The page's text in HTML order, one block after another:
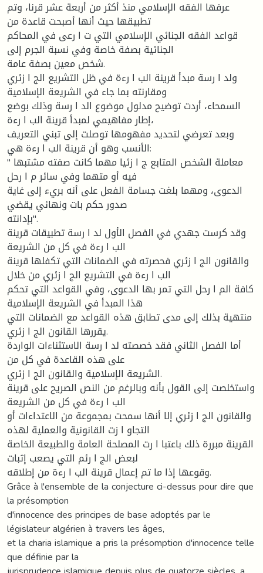
عرفها الفقه الإسلامي منذ أكثر من أربعة عشر قرنا، وتم
تطبیقها حیث أنها أصبحت قاعدة من
قواعد الفقه الجنائي الإسلامي التي ت ا رعى في المحاكم
الجنائیة بصفة خاصة وفي نسبة الجرم إلى
شخص معین بصفة عامة.
ولد ا رسة مبدأ قرینة الب ا رءة في ظل التشریع الج ا زئري
ومقارنته بما جاء في الشریعة الإسلامیة
السمحاء، أردت توضیح مدلول موضوع الد ا رسة وذلك بوضع
إطار مفاهیمي لمبدأ قرینة الب ا رءة،
وبعد تعرضي لتحدید مفهومها توصلت إلى تبني التعریف
الأنسب وهو أن قرینة الب ا رءة هي:
" معاملة الشخص المتابع ج ا زئیا مهما كانت صفته مشتبها
فیه أو متهما وفي سائر م ا رحل
الدعوى، ومهما بلغت جسامة الفعل على أنه بريء إلى غایة
صدور حكم بات ونهائي یقضي
بإدانته".
وقد كرست جهدي في الفصل الأول لد ا رسة تطبیقات قرینة
الب ا رءة في كل من الشریعة
والقانون الج ا زئري فحصرته في الضمانات التي تكفلها قرینة
الب ا رءة في التشریع الج ا زئري من خلال
كافة الم ا رحل التي تمر بها الدعوى، وفي القواعد التي تحكم
هذا المبدأ في الشریعة الإسلامیة
منتهیة بذلك إلى مدى تطابق هذه القواعد مع الضمانات التي
یقررها القانون الج ا زئري.
أما الفصل الثاني فقد خصصته لد ا رسة الاستثناءات الواردة
على هذه القاعدة في كل من
الشریعة الإسلامیة والقانون الج ا زئري.
واستخلصت إلى القول بأنه وبالرغم من النص الصریح على قرینة
الب ا رءة في كل من الشریعة
والقانون الج ا زئري إلا أنها سمحت بمجموعة من الاعتداءات أو
التجاو ا زت القانونیة والعملیة لهذه
القرینة مبررة ذلك باعتبا ا رت المصلحة العامة والطبیعة الخاصة
لبعض الج ا رئم التي یصعب إثبات
وقوعها إذا ما تم إعمال قرینة الب ا رءة من إطلاقه.
Grâce à l'ensemble de la conjecture ci-dessus pour dire que
la présomption
d'innocence des principes de base adoptés par le
législateur algérien à travers les âges,
et la charia islamique a pris la présomption d'innocence telle
que définie par la